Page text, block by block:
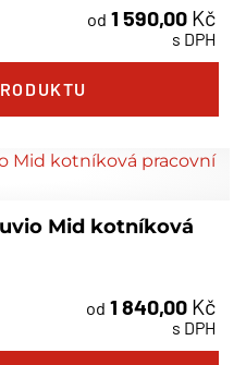
od 1 590,00 Kč
s DPH
Mid kotníková
od 1 840,00 Kč
s DPH